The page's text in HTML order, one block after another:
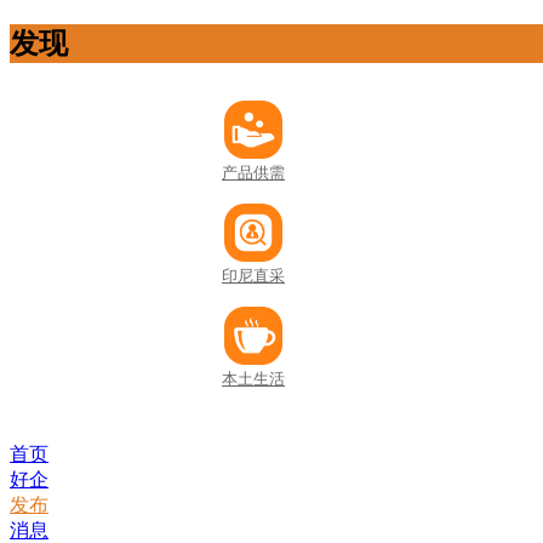
发现
产品供需
印尼直采
本土生活
首页
好企
发布
消息